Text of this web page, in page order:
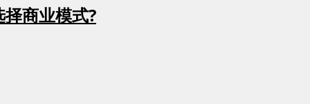
商业模式?